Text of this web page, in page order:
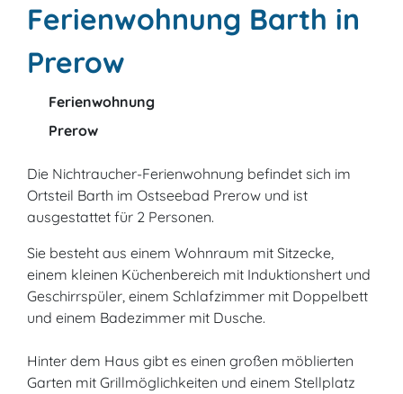
Ferienwohnung Barth in
Prerow
Ferienwohnung
Prerow
Die Nichtraucher-Ferienwohnung befindet sich im
Ortsteil Barth im Ostseebad Prerow und ist
ausgestattet für 2 Personen.
Sie besteht aus einem Wohnraum mit Sitzecke,
einem kleinen Küchenbereich mit Induktionshert und
Geschirrspüler, einem Schlafzimmer mit Doppelbett
und einem Badezimmer mit Dusche.
Hinter dem Haus gibt es einen großen möblierten
Garten mit Grillmöglichkeiten und einem Stellplatz